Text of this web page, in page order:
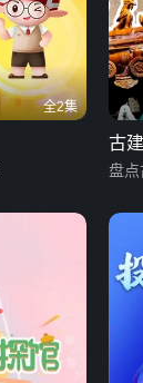
全2集
古
盘点